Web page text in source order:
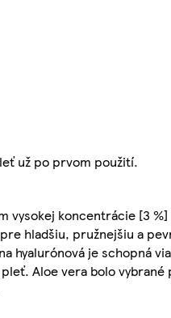
už po prvom použití.
vysokej koncentrácie [3
hladšiu, pružnejšiu a
hyalurónová je schopná
Aloe vera bolo